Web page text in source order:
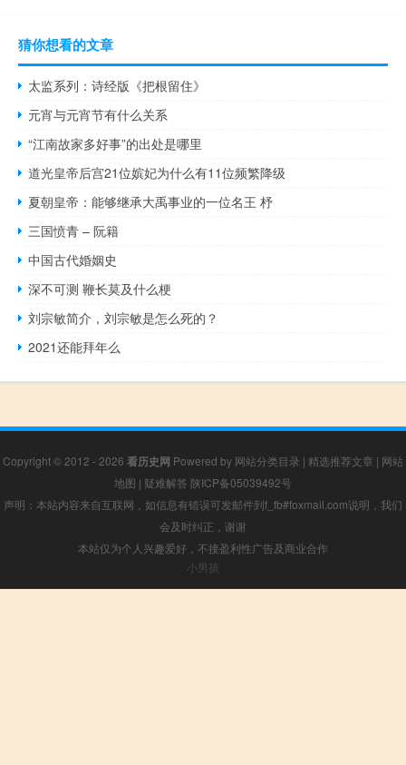
猜你想看的文章
太监系列：诗经版《把根留住》
元宵与元宵节有什么关系
“江南故家多好事”的出处是哪里
道光皇帝后宫21位嫔妃为什么有11位频繁降级
夏朝皇帝：能够继承大禹事业的一位名王 杼
三国愤青 – 阮籍
中国古代婚姻史
深不可测 鞭长莫及什么梗
刘宗敏简介，刘宗敏是怎么死的？
2021还能拜年么
Copyright © 2012 - 2026 看历史网 Powered by 网站分类目录 | 精选推荐文章 | 网站
地图 | 疑难解答 陕ICP备05039492号
声明：本站内容来自互联网，如信息有错误可发邮件到f_fb#foxmail.com说明，我们
会及时纠正，谢谢
本站仅为个人兴趣爱好，不接盈利性广告及商业合作
小男孩